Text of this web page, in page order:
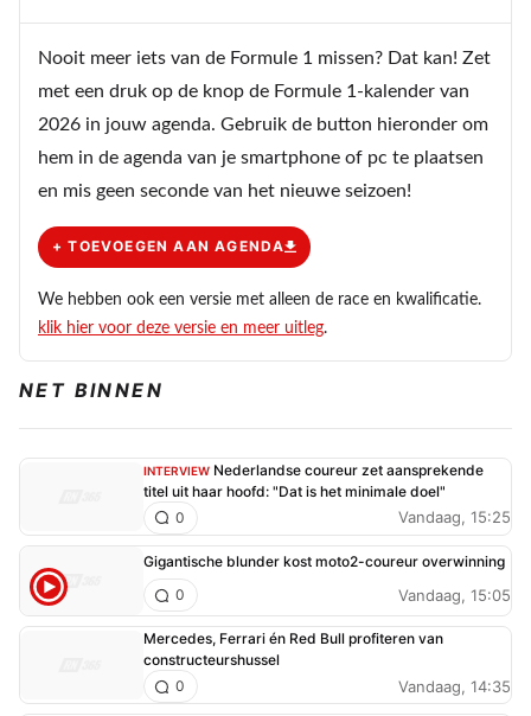
Nooit meer iets van de Formule 1 missen? Dat kan! Zet
met een druk op de knop de Formule 1-kalender van
2026 in jouw agenda. Gebruik de button hieronder om
hem in de agenda van je smartphone of pc te plaatsen
en mis geen seconde van het nieuwe seizoen!
+ TOEVOEGEN AAN AGENDA
We hebben ook een versie met alleen de race en kwalificatie.
klik hier voor deze versie en meer uitleg.
NET BINNEN
INTERVIEW Nederlandse coureur zet aansprekende
titel uit haar hoofd: "Dat is het minimale doel"
Vandaag, 15:25
0
Gigantische blunder kost moto2-coureur overwinning
Vandaag, 15:05
0
Mercedes, Ferrari én Red Bull profiteren van
constructeurshussel
Vandaag, 14:35
0